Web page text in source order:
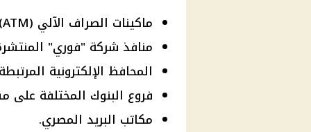
ماكينات الصراف الآلي (ATM) التابعة لجميع البنوك.
منافذ شركة "فوري"
المحافظ الإلكترونية
فروع البنوك المختلفة على
مكاتب البريد المصري.